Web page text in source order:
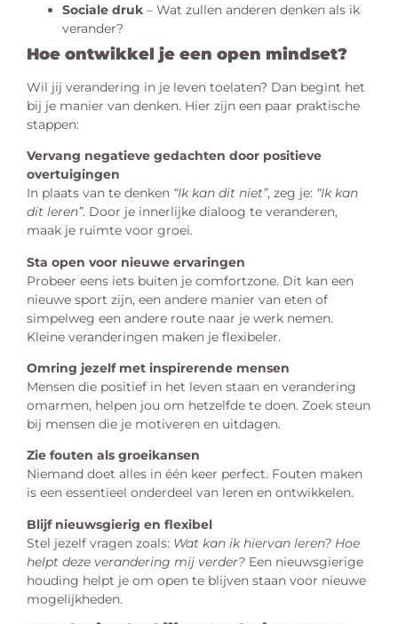
Sociale druk – Wat zullen anderen denken als ik
verander?
Hoe ontwikkel je een open mindset?
Wil jij verandering in je leven toelaten? Dan begint het
bij je manier van denken. Hier zijn een paar praktische
stappen:
Vervang negatieve gedachten door positieve
overtuigingen
In plaats van te denken “Ik kan dit niet”, zeg je: “Ik kan
dit leren”. Door je innerlijke dialoog te veranderen,
maak je ruimte voor groei.
Sta open voor nieuwe ervaringen
Probeer eens iets buiten je comfortzone. Dit kan een
nieuwe sport zijn, een andere manier van eten of
simpelweg een andere route naar je werk nemen.
Kleine veranderingen maken je flexibeler.
Omring jezelf met inspirerende mensen
Mensen die positief in het leven staan en verandering
omarmen, helpen jou om hetzelfde te doen. Zoek steun
bij mensen die je motiveren en uitdagen.
Zie fouten als groeikansen
Niemand doet alles in één keer perfect. Fouten maken
is een essentieel onderdeel van leren en ontwikkelen.
Blijf nieuwsgierig en flexibel
Stel jezelf vragen zoals: Wat kan ik hiervan leren? Hoe
helpt deze verandering mij verder? Een nieuwsgierige
houding helpt je om open te blijven staan voor nieuwe
mogelijkheden.